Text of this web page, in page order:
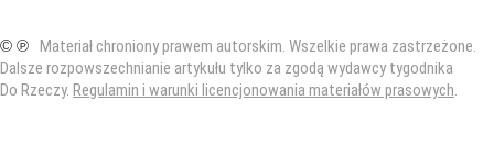
© ℗ Materiał chroniony prawem autorskim. Wszelkie prawa zastrzeżone.
Dalsze rozpowszechnianie artykułu tylko za zgodą wydawcy tygodnika
Do Rzeczy. Regulamin i warunki licencjonowania materiałów prasowych.